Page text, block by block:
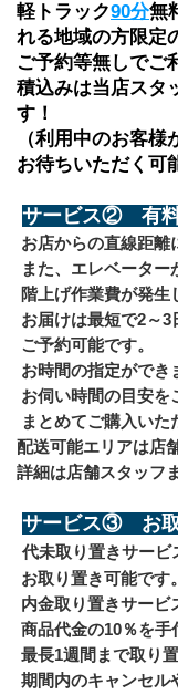
軽トラック90分無
れる地域の方限定
ご予約等無しでご
積込みは当店スタ
す！
（利用中のお客
お待ちいただく可
サービス②　有
お店からの直線距離
また、エレベータ
階上げ作業費が発生
お届けは最短で2～
ご予約可能です。
お時間の指定ができ
お伺い時間の目安を
まとめてご購入いた
配送可能エリアは店
詳細は店舗スタッフ
サービス③　お
代未取り置きサービ
お取り置き可能です。
内金取り置きサービ
商品代金の10％を手
最長1週間まで取り
期間内のキャンセル